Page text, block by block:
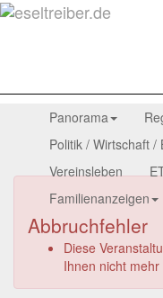
Panorama
Politik / Wirtschaft /
Vereinsleben
Familienanzeigen
Abbruchfehler
Diese
Ihnen nicht